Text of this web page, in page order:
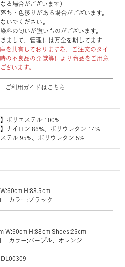
る場合がございます）
ち・色移りがある場合がございます。
いでください。
料の匂いが強いものがございます。
まして、管理には万全を期してます
を共有しております為、ご注文のタイ
の不良品の発覚等により商品をご用意
ざいます。
ご利用ガイドはこちら
ポリエステル 100%
】ナイロン 86%、ポリウレタン 14%
テル 95%、ポリウレタン 5%
H:88.5cm
カラー:ブラック
W:60cm H:88cm Shoes:25cm
カラー:パープル、オレンジ